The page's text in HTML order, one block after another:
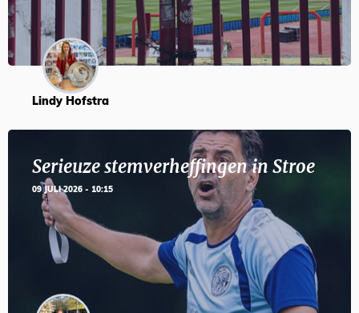
Lindy Hofstra
Serieuze stemverheffingen in Stroe
09 JULI 2026 - 10:15